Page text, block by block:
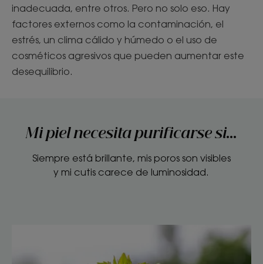
inadecuada, entre otros. Pero no solo eso. Hay
factores externos como la contaminación, el
estrés, un clima cálido y húmedo o el uso de
cosméticos agresivos que pueden aumentar este
desequilibrio.
Mi piel necesita purificarse si...
Siempre está brillante, mis poros son visibles
y mi cutis carece de luminosidad.